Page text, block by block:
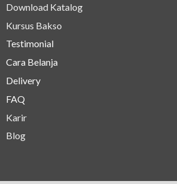
Download Katalog
Kursus Bakso
Testimonial
Cara Belanja
Delivery
FAQ
Karir
Blog